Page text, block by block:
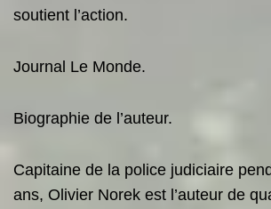
soutient l’action.
Journal Le Monde.
Biographie de l’auteur.
Capitaine de la police judiciaire
ans, Olivier Norek est l’auteur de